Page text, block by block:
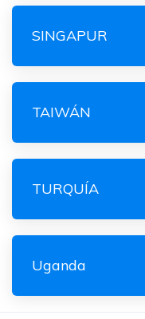
SINGAPUR
TAIWÁN
TURQUÍA
Uganda